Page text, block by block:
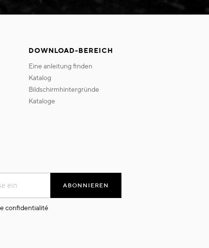
DOWNLOAD-BEREICH
eine anleitung finden
katalog
bildschirmhintergründe
kataloge
ABONNIEREN
confidentialité